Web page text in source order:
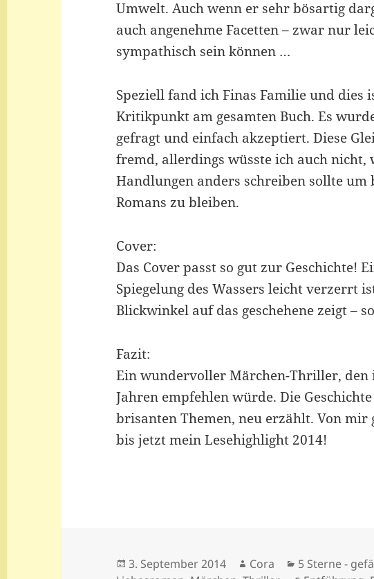
Umwelt. Auch wenn er sehr bösartig
auch angenehme Facetten – zwar nur
sympathisch sein können …
Speziell fand ich Finas Familie und dies
Kritikpunkt am gesamten Buch. Es
gefragt und einfach akzeptiert. Diese
fremd, allerdings wüsste ich auch nicht,
Handlungen anders schreiben sollte um
Romans zu bleiben.
Cover:
Das Cover passt so gut zur Geschichte!
Spiegelung des Wassers leicht verzerrt
Blickwinkel auf das geschehene zeigt –
Fazit:
Ein wundervoller Märchen-Thriller, den
Jahren empfehlen würde. Die
brisanten Themen,neu erzählt. Von mir
bis jetzt mein Lesehighlight 2014!
Veröffentlicht
3. September 2014 Autor
Cora Kategorien
5 Sterne -